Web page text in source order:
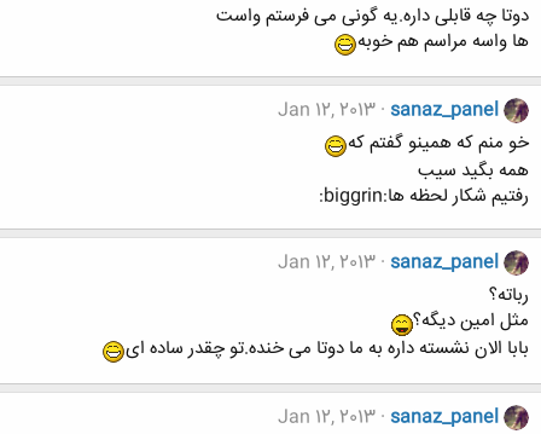
دوتا چه قابلی داره.یه گونی می فرستم واست
ها واسه مراسم هم خوبه
sanaz_panel
Jan 12, 2013
خو منم که همینو گفتم که
همه بگید سیب
رفتیم شکار لحظه ها:biggrin:
sanaz_panel
Jan 12, 2013
رباته؟
مثل امین دیگه؟
بابا الان نشسته داره به ما دوتا می خنده.تو چقدر ساده ای
sanaz_panel
Jan 12, 2013